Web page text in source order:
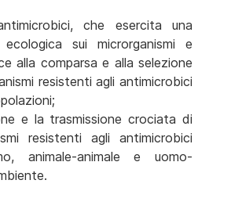
che esercita una
ecologica sui microrganismi e
alla comparsa e alla selezione
resistenti agli antimicrobici
e la trasmissione crociata di
resistenti agli antimicrobici
animale-animale e uomo-